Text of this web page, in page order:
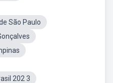
São Paulo
202 3